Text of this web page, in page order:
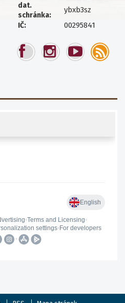
dat.
schránka:
ybxb3sz
IČ: 00295841